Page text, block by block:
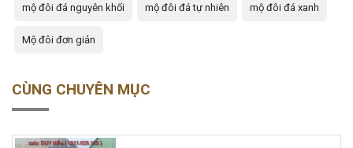
mộ đôi đá nguyên khối mộ đôi đá tự nhiên mộ đôi đá xanh
Mộ đôi đơn giản
CÙNG CHUYÊN MỤC